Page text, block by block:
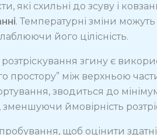
які схильні до зсуву і
. Температурні зміни
його цілісність.
згину є
простору” між верхньою
зводиться до
ймовірність
щоб оцінити